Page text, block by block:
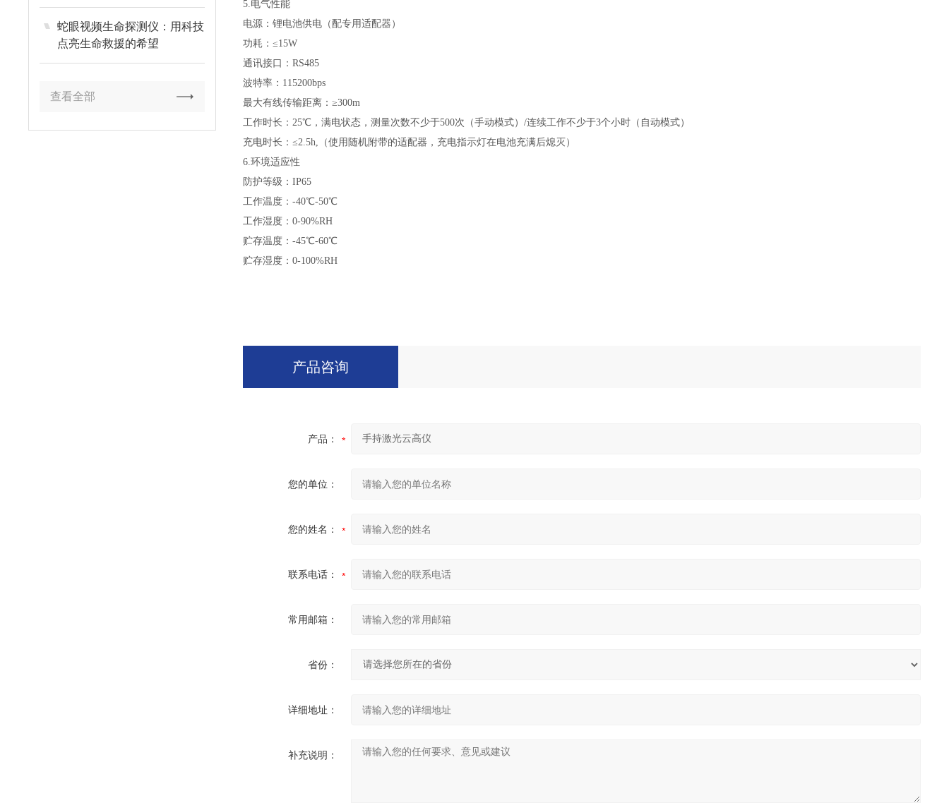
蛇眼视频生命探测仪：用科技
点亮生命救援的希望
查看全部
5.电气性能
电源：锂电池供电（配专用适配器）
功耗：≤15W
通讯接口：RS485
波特率：115200bps
最大有线传输距离：≥300m
工作时长：25℃，满电状态，测量次数不少于500次（手动模式）/连续工作不少于3个小时（自动模式）
充电时长：≤2.5h,（使用随机附带的适配器，充电指示灯在电池充满后熄灭）
6.环境适应性
防护等级：IP65
工作温度：-40℃-50℃
工作湿度：0-90%RH
贮存温度：-45℃-60℃
贮存湿度：0-100%RH
产品咨询
产品：
您的单位：
您的姓名：
联系电话：
常用邮箱：
省份：
详细地址：
补充说明：